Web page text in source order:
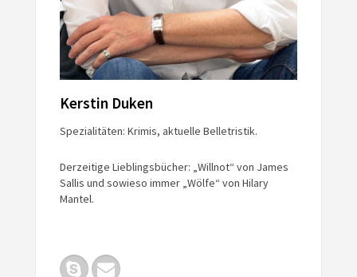
Kerstin Duken
Spezialitäten: Krimis, aktuelle Belletristik.
Derzeitige Lieblingsbücher: „Willnot“ von James
Sallis und sowieso immer „Wölfe“ von Hilary
Mantel.